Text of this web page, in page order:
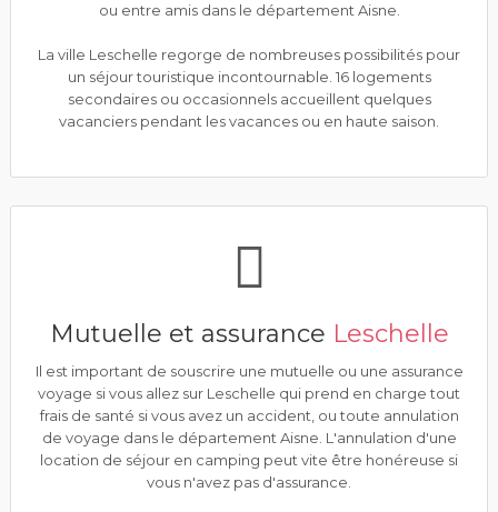
ou entre amis dans le département Aisne.
La ville Leschelle regorge de nombreuses possibilités pour
un séjour touristique incontournable. 16 logements
secondaires ou occasionnels accueillent quelques
vacanciers pendant les vacances ou en haute saison.
Mutuelle et assurance Leschelle
Il est important de souscrire une mutuelle ou une assurance
voyage si vous allez sur Leschelle qui prend en charge tout
frais de santé si vous avez un accident, ou toute annulation
de voyage dans le département Aisne. L'annulation d'une
location de séjour en camping peut vite être honéreuse si
vous n'avez pas d'assurance.